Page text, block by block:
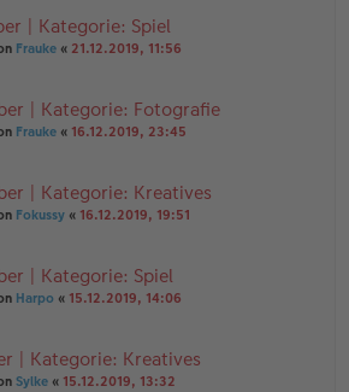
| Kategorie: Spiel
Frauke « 21.12.2019, 11:56
| Kategorie: Fotografie
Frauke « 16.12.2019, 23:45
| Kategorie: Kreatives
Fokussy « 16.12.2019, 19:51
| Kategorie: Spiel
Harpo « 15.12.2019, 14:06
| Kategorie: Kreatives
Sylke « 15.12.2019, 13:32